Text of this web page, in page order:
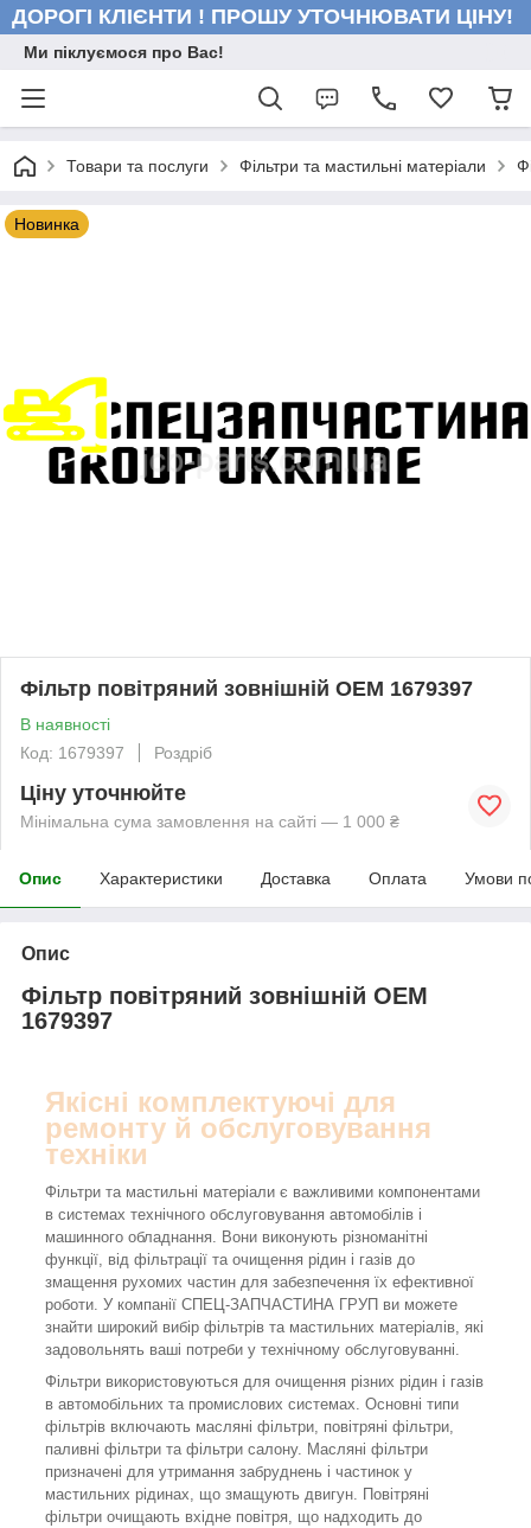
ДОРОГІ КЛІЄНТИ ! ПРОШУ УТОЧНЮВАТИ ЦІНУ!
Ми піклуємося про Вас!
Товари та послуги Фільтри та мастильні матеріали
Новинка
Фільтр повітряний зовнішній OEM 1679397
В наявності
Код: 1679397
Роздріб
Ціну уточнюйте
Мінімальна сума замовлення на сайті — 1 000 ₴
Опис Характеристики Доставка Оплата Умови
Опис
Фільтр повітряний зовнішній OEM
1679397
Якісні комплектуючі для
ремонту й обслуговування
техніки
Фільтри та мастильні матеріали є важливими компонентами
в системах технічного обслуговування автомобілів і
машинного обладнання. Вони виконують різноманітні
функції, від фільтрації та очищення рідин і газів до
змащення рухомих частин для забезпечення їх ефективної
роботи. У компанії СПЕЦ-ЗАПЧАСТИНА ГРУП ви можете
знайти широкий вибір фільтрів та мастильних матеріалів, які
задовольнять ваші потреби у технічному обслуговуванні.
Фільтри використовуються для очищення різних рідин і газів
в автомобільних та промислових системах. Основні типи
фільтрів включають масляні фільтри, повітряні фільтри,
паливні фільтри та фільтри салону. Масляні фільтри
призначені для утримання забруднень і частинок у
мастильних рідинах, що змащують двигун. Повітряні
фільтри очищають вхідне повітря, що надходить до